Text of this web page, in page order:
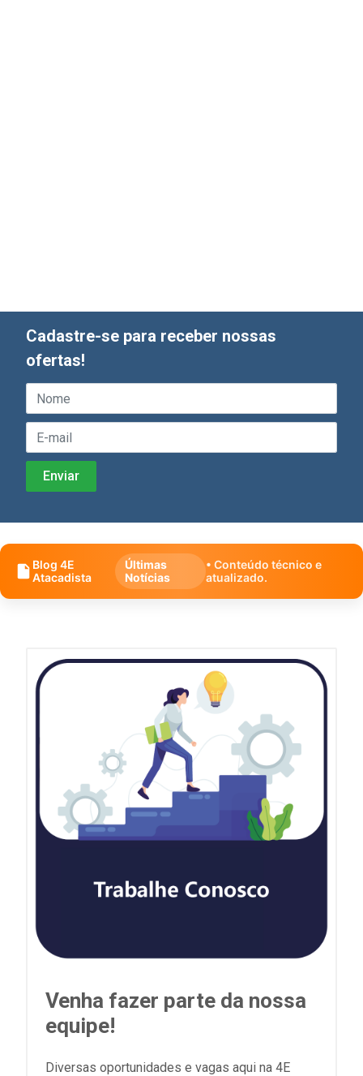
Cadastre-se para receber nossas
ofertas!
Blog 4E
Atacadista
Últimas
Notícias
• Conteúdo técnico e
atualizado.
Venha fazer parte da nossa
equipe!
Diversas oportunidades e vagas aqui na 4E